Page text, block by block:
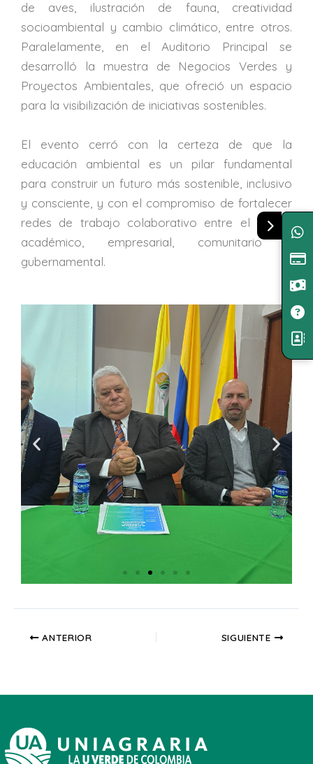
de aves, ilustración de fauna, creatividad
socioambiental y cambio climático, entre otros.
Paralelamente, en el Auditorio Principal se
desarrolló la muestra de Negocios Verdes y
Proyectos Ambientales, que ofreció un espacio
para la visibilización de iniciativas sostenibles.
El evento cerró con la certeza de que la
educación ambiental es un pilar fundamental
para construir un futuro más sostenible, inclusivo
y consciente, y con el compromiso de fortalecer
redes de trabajo colaborativo entre el sector
académico, empresarial, comunitario y
gubernamental.
ANTERIOR SIGUIENTE